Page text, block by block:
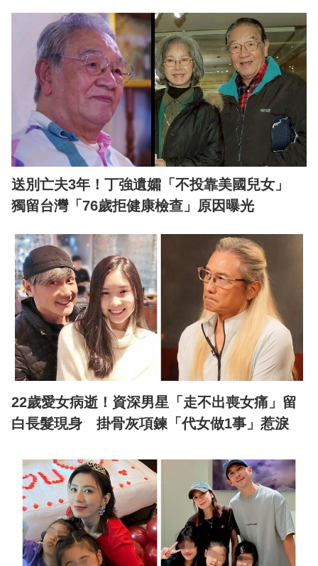
送別亡夫3年！丁強遺孀「不投靠美國兒女」
獨留台灣「76歲拒健康檢查」原因曝光
22歲愛女病逝！資深男星「走不出喪女痛」留
白長髮現身 掛骨灰項鍊「代女做1事」惹淚